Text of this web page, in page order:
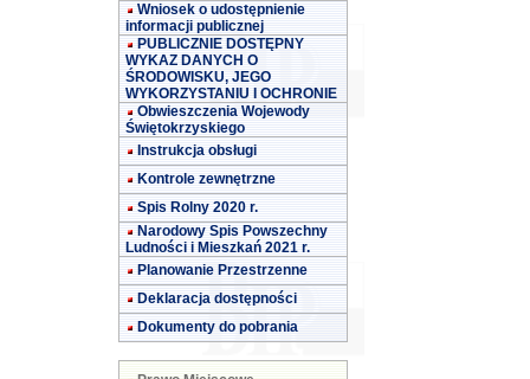
Wniosek o udostępnienie
informacji publicznej
PUBLICZNIE DOSTĘPNY
WYKAZ DANYCH O
ŚRODOWISKU, JEGO
WYKORZYSTANIU I OCHRONIE
Obwieszczenia Wojewody
Świętokrzyskiego
Instrukcja obsługi
Kontrole zewnętrzne
Spis Rolny 2020 r.
Narodowy Spis Powszechny
Ludności i Mieszkań 2021 r.
Planowanie Przestrzenne
Deklaracja dostępności
Dokumenty do pobrania